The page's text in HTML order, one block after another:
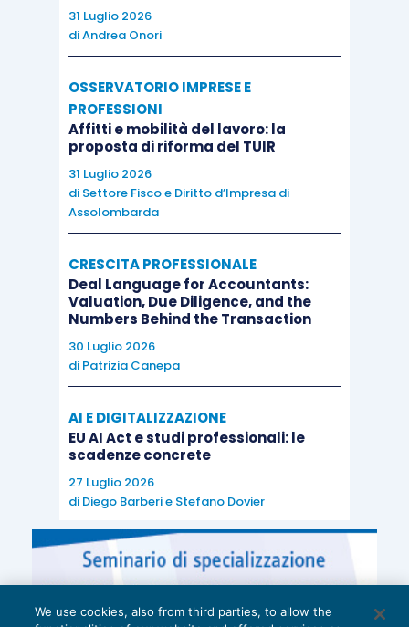
31 Luglio 2026
diAndrea Onori
OSSERVATORIO IMPRESE E
PROFESSIONI
Affitti e mobilità del lavoro: la
proposta di riforma del TUIR
31 Luglio 2026
di Settore Fisco e Diritto d’Impresa di
Assolombarda
CRESCITA PROFESSIONALE
Deal Language for Accountants:
Valuation, Due Diligence, and the
Numbers Behind the Transaction
30 Luglio 2026
di Patrizia Canepa
AI E DIGITALIZZAZIONE
EU AI Act e studi professionali: le
scadenze concrete
27 Luglio 2026
di Diego Barberie Stefano Dovier
We use cookies, also from third parties, to allow the